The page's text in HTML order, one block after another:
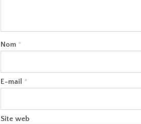
Nom *
E-mail *
Site web